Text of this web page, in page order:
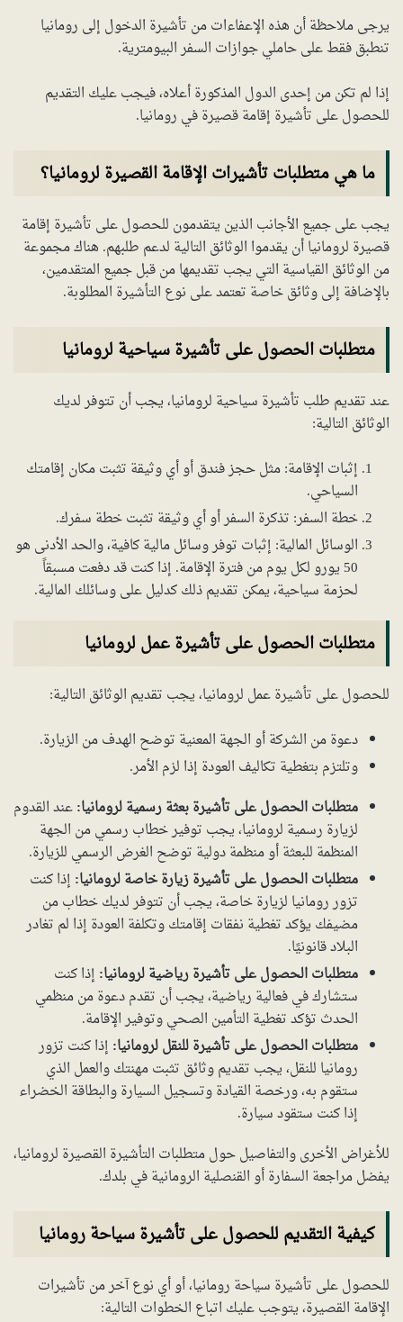
يرجى ملاحظة أن هذه الإعفاءات من تأشيرة الدخول إلى رومانيا
تنطبق فقط على حاملي جوازات السفر البيومترية.
إذا لم تكن من إحدى الدول المذكورة أعلاه، فيجب عليك التقديم
للحصول على تأشيرة إقامة قصيرة في رومانيا.
ما هي متطلبات تأشيرات الإقامة القصيرة لرومانيا؟
يجب على جميع الأجانب الذين يتقدمون للحصول على تأشيرة إقامة
قصيرة لرومانيا أن يقدموا الوثائق التالية لدعم طلبهم. هناك مجموعة
من الوثائق القياسية التي يجب تقديمها من قبل جميع المتقدمين،
بالإضافة إلى وثائق خاصة تعتمد على نوع التأشيرة المطلوبة.
متطلبات الحصول على تأشيرة سياحية لرومانيا
عند تقديم طلب تأشيرة سياحية لرومانيا، يجب أن تتوفر لديك
الوثائق التالية:
إثبات الإقامة: مثل حجز فندق أو أي وثيقة تثبت مكان إقامتك
السياحي.
خطة السفر: تذكرة السفر أو أي وثيقة تثبت خطة سفرك.
الوسائل المالية: إثبات توفر وسائل مالية كافية، والحد الأدنى هو
50 يورو لكل يوم من فترة الإقامة. إذا كنت قد دفعت مسبقاً
لحزمة سياحية، يمكن تقديم ذلك كدليل على وسائلك المالية.
متطلبات الحصول على تأشيرة عمل لرومانيا
للحصول على تأشيرة عمل لرومانيا، يجب تقديم الوثائق التالية:
دعوة من الشركة أو الجهة المعنية توضح الهدف من الزيارة.
وتلتزم بتغطية تكاليف العودة إذا لزم الأمر.
متطلبات الحصول على تأشيرة بعثة رسمية لرومانيا:عند القدوم
لزيارة رسمية لرومانيا، يجب توفير خطاب رسمي من الجهة
المنظمة للبعثة أو منظمة دولية توضح الغرض الرسمي للزيارة.
متطلبات الحصول على تأشيرة زيارة خاصة لرومانيا: إذا كنت
تزور رومانيا لزيارة خاصة، يجب أن تتوفر لديك خطاب من
مضيفك يؤكد تغطية نفقات إقامتك وتكلفة العودة إذا لم تغادر
البلاد قانونيًا.
متطلبات الحصول على تأشيرة رياضية لرومانيا: إذا كنت
ستشارك في فعالية رياضية، يجب أن تقدم دعوة من منظمي
الحدث تؤكد تغطية التأمين الصحي وتوفير الإقامة.
متطلبات الحصول على تأشيرة للنقل لرومانيا: إذا كنت تزور
رومانيا للنقل، يجب تقديم وثائق تثبت مهنتك والعمل الذي
ستقوم به، ورخصة القيادة وتسجيل السيارة والبطاقة الخضراء
إذا كنت ستقود سيارة.
للأغراض الأخرى والتفاصيل حول متطلبات التأشيرة القصيرة لرومانيا،
يفضل مراجعة السفارة أو القنصلية الرومانية في بلدك.
كيفية التقديم للحصول على تأشيرة سياحة رومانيا
للحصول على تأشيرة سياحة رومانيا، أو أي نوع آخر من تأشيرات
الإقامة القصيرة، يتوجب عليك اتباع الخطوات التالية: